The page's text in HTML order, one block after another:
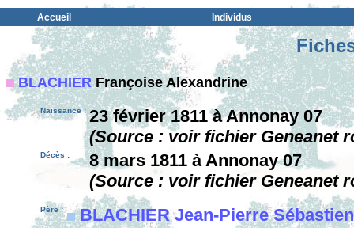
Accueil Individus
BLACHIERFrançoise Alexandrine
Naissance : 23 février 1811 à Annonay 07
(Source : voir fichier Geneanet
Décès :
8 mars 1811 à Annonay 07
(Source : voir fichier Geneanet
Père : BLACHIER Jean-Pierre Sébastien